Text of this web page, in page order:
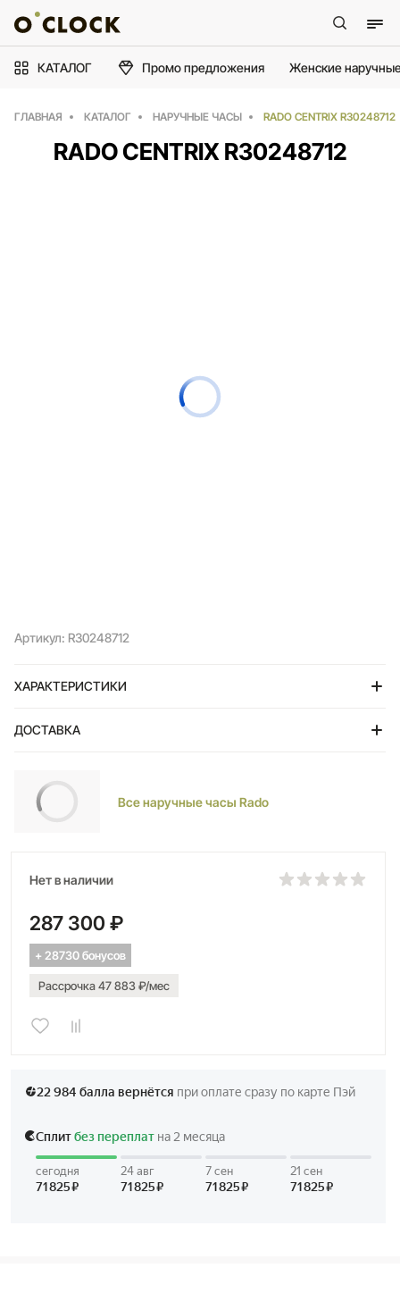
КАТАЛОГ Промо предложения Женские
ГЛАВНАЯ КАТАЛОГ НАРУЧНЫЕ ЧАСЫ RADO CENTRIX R30248712
RADO CENTRIX R30248712
Артикул: R30248712
ХАРАКТЕРИСТИКИ
ДОСТАВКА
Все наручные часы Rado
Нет в наличии
287 300 ₽
+ 28730 бонусов
Рассрочка 47 883 ₽/мес